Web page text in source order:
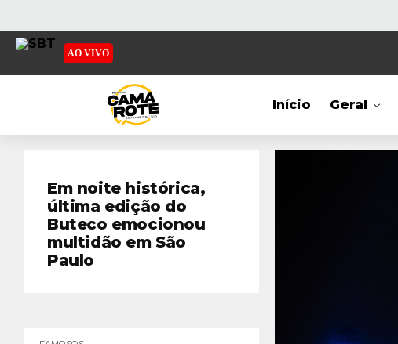
AO VIVO
Início Geral
Em noite histórica,
última edição do
Buteco emocionou
multidão em São
Paulo